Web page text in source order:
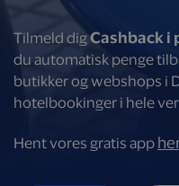
Tilmeld digCashback i
du automatisk penge
butikker og webshops i
hotelbookinger i hele
Hent vores gratis app